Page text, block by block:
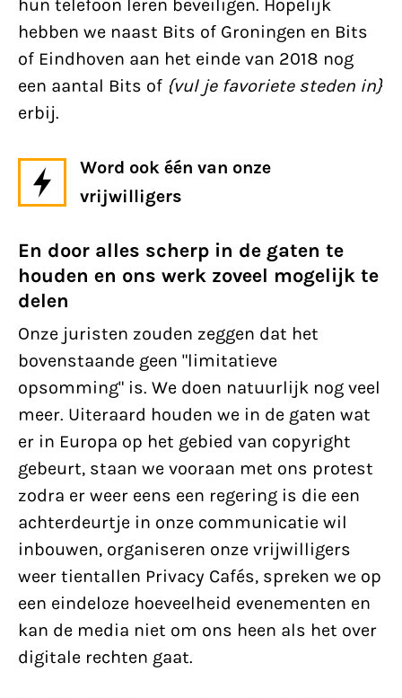
hun telefoon leren beveiligen. Hopelijk
hebben we naast Bits of Groningen en Bits
of Eindhoven aan het einde van 2018 nog
een aantal Bits of {vul je favoriete steden in}
erbij.
Word ook één van onze
vrijwilligers
En door alles scherp in de gaten te
houden en ons werk zoveel mogelijk te
delen
Onze juristen zouden zeggen dat het
bovenstaande geen "limitatieve
opsomming" is. We doen natuurlijk nog veel
meer. Uiteraard houden we in de gaten wat
er in Europa op het gebied van copyright
gebeurt, staan we vooraan met ons protest
zodra er weer eens een regering is die een
achterdeurtje in onze communicatie wil
inbouwen, organiseren onze vrijwilligers
weer tientallen Privacy Cafés, spreken we op
een eindeloze hoeveelheid evenementen en
kan de media niet om ons heen als het over
digitale rechten gaat.